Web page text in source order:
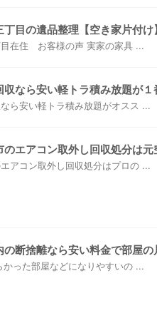
目の遺品整理【空き家片付け】
在住 お客様の声 実家の家具 ...
なら安い軽トラ積み放題が１
ら安い軽トラ積み放題がオスス ...
エアコン取外し回収処分は
アコン取外し回収処分はプロの ...
断捨離なら安い料金で部屋
かった部屋などになりやすいの ...